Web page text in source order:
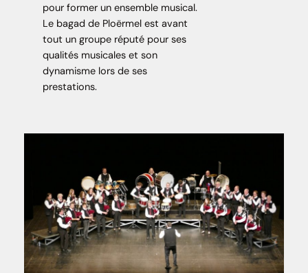
pour former un ensemble musical.
Le bagad de Ploërmel est avant
tout un groupe réputé pour ses
qualités musicales et son
dynamisme lors de ses
prestations.